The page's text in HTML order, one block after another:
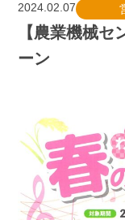
2024.02.07
【農業機械
ーン